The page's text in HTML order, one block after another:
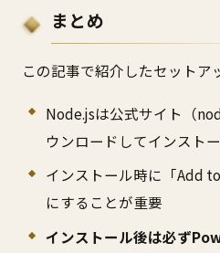
まとめ
この記事で紹介したセットア
Node.jsは公式サイト（
ウンロードしてインスト
インストール時に「Add
にすることが重要
インストール後は必ず